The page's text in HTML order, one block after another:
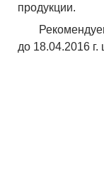
продукции.
до 18.04.2016 г.